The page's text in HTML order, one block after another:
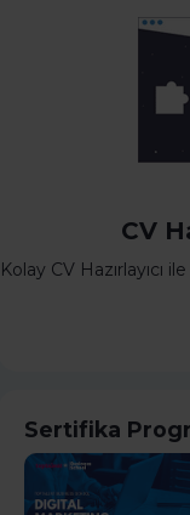
CV
Kolay CV Hazırlayıcı
Sertifika